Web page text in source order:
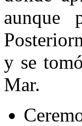
aunque
y se
Mar.